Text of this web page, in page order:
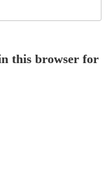
this browser for